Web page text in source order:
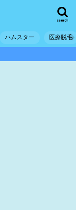
search
ハムスター 医療脱毛